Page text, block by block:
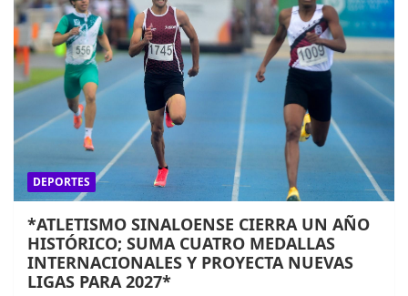
DEPORTES
*ATLETISMO SINALOENSE CIERRA UN AÑO
HISTÓRICO; SUMA CUATRO MEDALLAS
INTERNACIONALES Y PROYECTA NUEVAS
LIGAS PARA 2027*